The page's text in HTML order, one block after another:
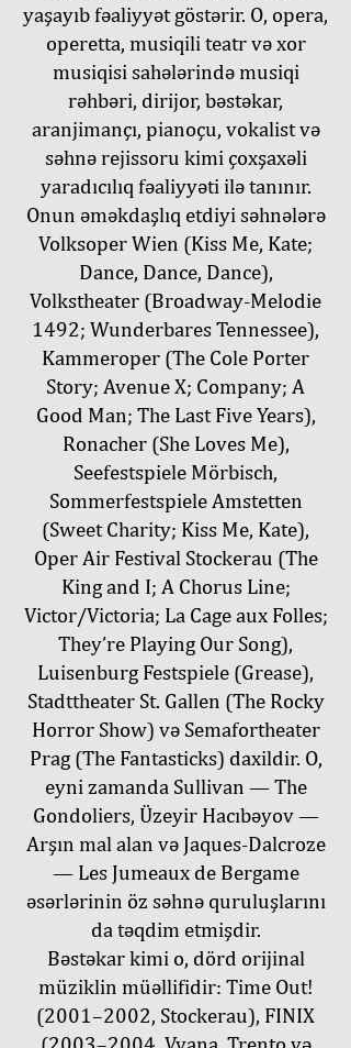
yaşayıb fəaliyyət göstərir. O, opera,
operetta, musiqili teatr və xor
musiqisi sahələrində musiqi
rəhbəri, dirijor, bəstəkar,
aranjimançı, pianoçu, vokalist və
səhnə rejissoru kimi çoxşaxəli
yaradıcılıq fəaliyyəti ilə tanınır.
Onun əməkdaşlıq etdiyi səhnələrə
Volksoper Wien (Kiss Me, Kate;
Dance, Dance, Dance),
Volkstheater (Broadway-Melodie
1492; Wunderbares Tennessee),
Kammeroper (The Cole Porter
Story; Avenue X; Company; A
Good Man; The Last Five Years),
Ronacher (She Loves Me),
Seefestspiele Mörbisch,
Sommerfestspiele Amstetten
(Sweet Charity; Kiss Me, Kate),
Oper Air Festival Stockerau (The
King and I; A Chorus Line;
Victor/Victoria; La Cage aux Folles;
They’re Playing Our Song),
Luisenburg Festspiele (Grease),
Stadttheater St. Gallen (The Rocky
Horror Show) və Semafortheater
Prag (The Fantasticks) daxildir. O,
eyni zamanda Sullivan — The
Gondoliers, Üzeyir Hacıbəyov —
Arşın mal alan və Jaques-Dalcroze
— Les Jumeaux de Bergame
əsərlərinin öz səhnə quruluşlarını
da təqdim etmişdir.
Bəstəkar kimi o, dörd orijinal
müziklin müəllifidir: Time Out!
(2001–2002, Stockerau), FINIX